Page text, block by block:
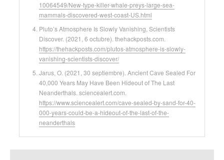
10064549/New-type-killer-whale-preys-large-sea-
mammals-discovered-west-coast-US.html
Pluto’s Atmosphere Is Slowly Vanishing, Scientists
Discover. (2021, 6 octubre). thehackposts.com.
https://thehackposts.com/plutos-atmosphere-is-slowly-
vanishing-scientists-discover/
Jarus, O. (2021, 30 septiembre). Ancient Cave Sealed For
40,000 Years May Have Been Hideout of The Last
Neanderthals. sciencealert.com.
https://www.sciencealert.com/cave-sealed-by-sand-for-40-
000-years-could-be-a-hideout-of-the-last-of-the-
neanderthals